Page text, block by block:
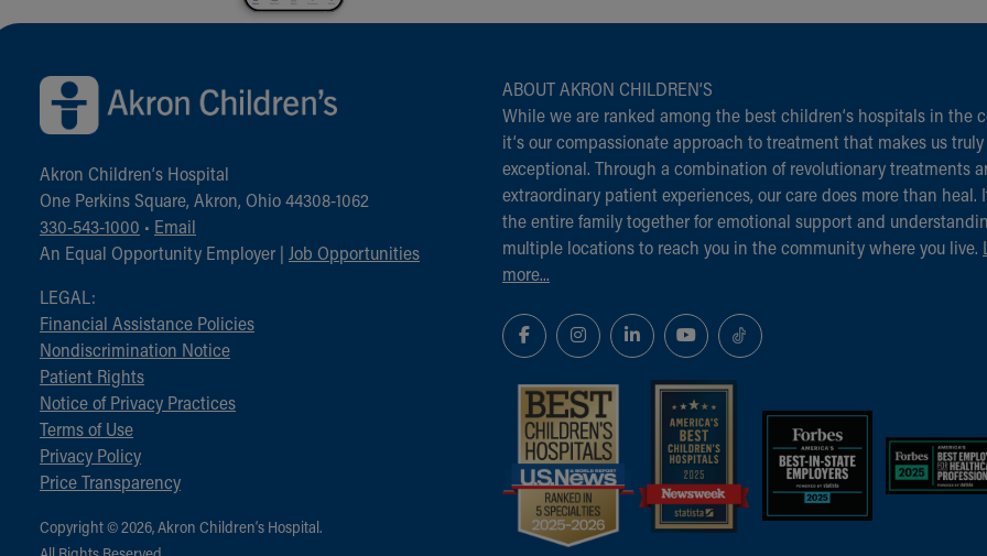
Back to top of page
Akron Children‘s Hospital
One Perkins Square, Akron, Ohio 44308-1062
330-543-1000 • Email
An Equal Opportunity Employer | Job Opportunities
LEGAL:
Financial Assistance Policies
Nondiscrimination Notice
Patient Rights
Notice of Privacy Practices
Terms of Use
Privacy Policy
Price Transparency
Copyright © 2026, Akron Children‘s Hospital.
ABOUT AKRON CHILDREN‘S
While we are ranked among the best children‘s hospitals in the
it‘s our compassionate approach to treatment that makes us truly
exceptional. Through a combination of revolutionary treatments
extraordinary patient experiences, our care does more than heal.
the entire family together for emotional support and
multiple locations to reach you in the community where you live.
more...